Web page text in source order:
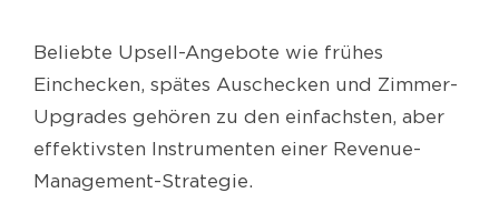
Beliebte Upsell-Angebote wie frühes
Einchecken, spätes Auschecken und Zimmer-
Upgrades gehören zu den einfachsten, aber
effektivsten Instrumenten einer Revenue-
Management-Strategie.